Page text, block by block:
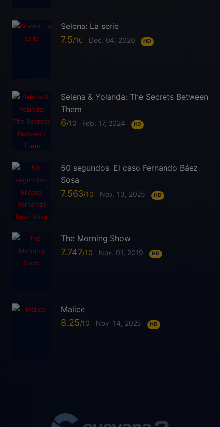
Selena: La serie
7.5 Dec. 04, 2020 HD
Selena & Yolanda: The Secrets Between
Them
6 Feb. 17, 2024 HD
50 segundos: El caso Fernando Báez
Sosa
7.563 Nov. 13, 2025 HD
The Morning Show
7.747 Nov. 01, 2019 HD
Malice
8.25 Nov. 14, 2025 HD